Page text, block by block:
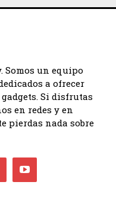
un equipo
a ofrecer
Si disfrutas
en redes y en
pierdas nada sobre